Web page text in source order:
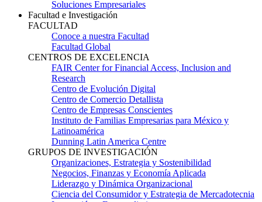
Soluciones Empresariales
Facultad e Investigación
FACULTAD
Conoce a nuestra Facultad
Facultad Global
CENTROS DE EXCELENCIA
FAIR Center for Financial Access, Inclusion and
Research
Centro de Evolución Digital
Centro de Comercio Detallista
Centro de Empresas Conscientes
Instituto de Familias Empresarias para México y
Latinoamérica
Dunning Latin America Centre
GRUPOS DE INVESTIGACIÓN
Organizaciones, Estrategia y Sostenibilidad
Negocios, Finanzas y Economía Aplicada
Liderazgo y Dinámica Organizacional
Ciencia del Consumidor y Estrategia de Mercadotecnia